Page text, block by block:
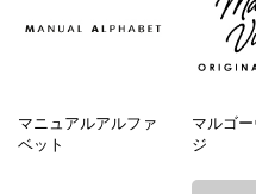
マニュアルアルファ
ベット
マルゴ
ジ